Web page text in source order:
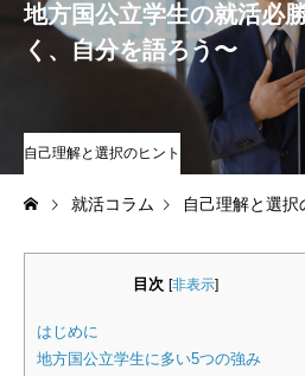
クラブ協賛
就活コラム
はじめての就活・準備編
迷ったとき・内定後の不安に
地方国公立学生の就活必
く、自分を語ろう〜
自己理解と選択のヒント
就活コラム 自己理解と選択
目次 [非表示]
はじめに
地方国公立学生に多い5つの強み